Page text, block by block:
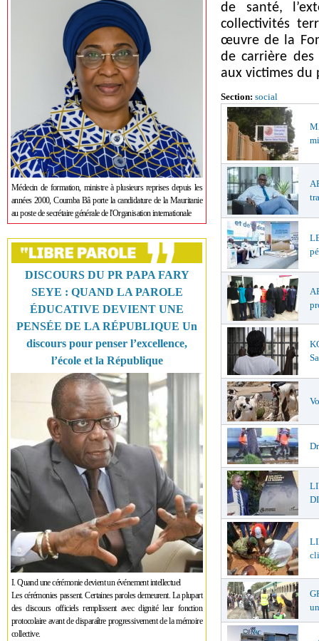
Médecin de formation, ministre à plusieurs reprises depuis les
années 2000, Coumba Bâ porte la candidature de la Mauritanie
au poste de secrétaire générale de l'Organisation internationale
DISCOURS DU PR PAPA FARY
SEYE : QUAND LA PAROLE
ÉDUCATIVE DEVIENT UNE
PENSÉE DE LA RÉPUBLIQUE Un
discours pour penser l’excellence,
l’école et la République
I. Quand une cérémonie devient un événement intellectuel
Les cérémonies passent. Certaines paroles demeurent. La plupart
des discours officiels remplissent avec dignité leur fonction
protocolaire avant de disparaître progressivement de la mémoire
collective.
de santé,
collectivités
œuvre de la
de carrière des
aux victimes du
Section: social